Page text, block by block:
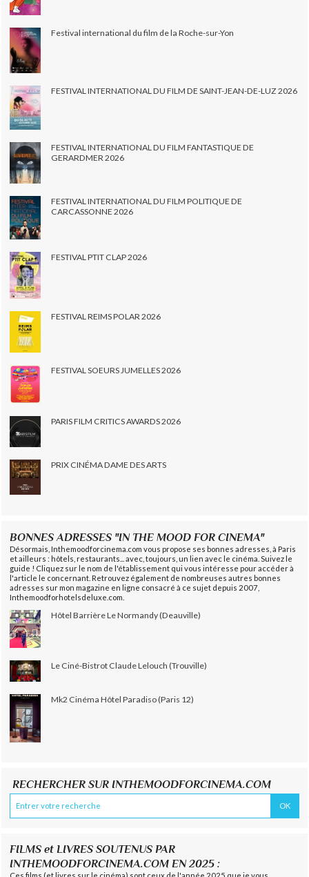
Festival international du film de la Roche-sur-Yon
FESTIVAL INTERNATIONAL DU FILM DE SAINT-JEAN-DE-LUZ 2026
FESTIVAL INTERNATIONAL DU FILM FANTASTIQUE DE
GERARDMER 2026
FESTIVAL INTERNATIONAL DU FILM POLITIQUE DE
CARCASSONNE 2026
FESTIVAL PTIT CLAP 2026
FESTIVAL REIMS POLAR 2026
FESTIVAL SOEURS JUMELLES 2026
PARIS FILM CRITICS AWARDS 2026
PRIX CINÉMA DAME DES ARTS
BONNES ADRESSES "IN THE MOOD FOR CINEMA"
Désormais, Inthemoodforcinema.com vous propose ses bonnes adresses, à Paris
et ailleurs : hôtels, restaurants... avec, toujours, un lien avec le cinéma. Suivez le
guide ! Cliquez sur le nom de l'établissement qui vous intéresse pour accéder à
l'article le concernant. Retrouvez également de nombreuses autres bonnes
adresses sur mon magazine en ligne consacré à ce sujet depuis 2007,
Inthemoodforhotelsdeluxe.com.
Hôtel Barrière Le Normandy (Deauville)
Le Ciné-Bistrot Claude Lelouch (Trouville)
Mk2 Cinéma Hôtel Paradiso (Paris 12)
RECHERCHER SUR INTHEMOODFORCINEMA.COM
FILMS et LIVRES SOUTENUS PAR
INTHEMOODFORCINEMA.COM EN 2025 :